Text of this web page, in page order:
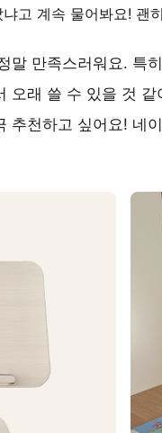
고 계속 물어봐요! 괜
말 만족스러워요. 특
오래 쓸 수 있을 것
추천하고 싶어요! 네